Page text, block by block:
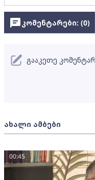
ახალი ამბები
00:45
კომენტარები: (0)
გააკეთე